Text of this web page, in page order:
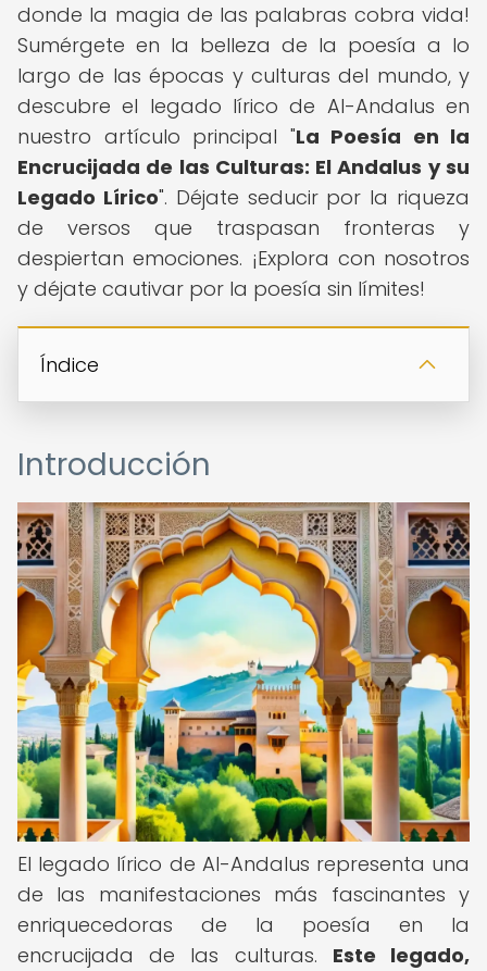
donde la magia de las palabras cobra vida!
Sumérgete en la belleza de la poesía a lo
largo de las épocas y culturas del mundo, y
descubre el legado lírico de Al-Andalus en
nuestro artículo principal "La Poesía en la
Encrucijada de las Culturas: El Andalus y su
Legado Lírico". Déjate seducir por la riqueza
de versos que traspasan fronteras y
despiertan emociones. ¡Explora con nosotros
y déjate cautivar por la poesía sin límites!
Índice
Introducción
El legado lírico de Al-Andalus representa una
de las manifestaciones más fascinantes y
enriquecedoras de la poesía en la
encrucijada de las culturas. Este legado,